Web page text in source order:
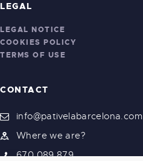
LEGAL
LEGAL NOTICE
COOKIES POLICY
TERMS OF USE
CONTACT
info@pativelabarcelona.com
Where we are?
670 089 879